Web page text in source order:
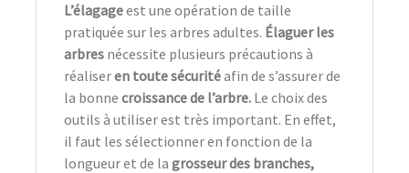
L’élagageest une opération de taille
pratiquée sur les arbres adultes. Élaguer les
arbres nécessite plusieurs précautions à
réaliseren toute sécuritéafin de s’assurer de
la bonne croissance de l’arbre. Le choix des
outils à utiliser est très important. En effet,
il faut les sélectionner en fonction de la
longueur et de la grosseur des branches,